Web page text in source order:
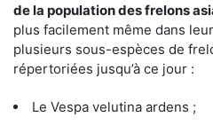
de la population des frelons
plus facilement même dans
plusieurs sous-espèces de
répertoriées jusqu’à ce jour :
Le Vespa velutina ardens ;